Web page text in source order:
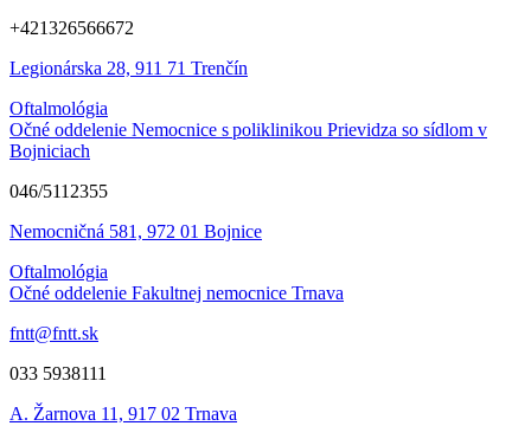
+421326566672
Legionárska 28, 911 71 Trenčín
Oftalmológia
Očné oddelenie Nemocnice s poliklinikou Prievidza so sídlom v
Bojniciach
046/5112355
Nemocničná 581, 972 01 Bojnice
Oftalmológia
Očné oddelenie Fakultnej nemocnice Trnava
fntt@fntt.sk
033 5938111
A. Žarnova 11, 917 02 Trnava